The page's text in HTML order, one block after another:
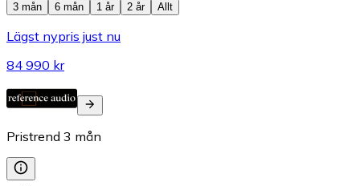
3 mån
6 mån 1 år 2 år Allt
Lägst nypris just nu
84 990 kr
Pristrend 3 mån